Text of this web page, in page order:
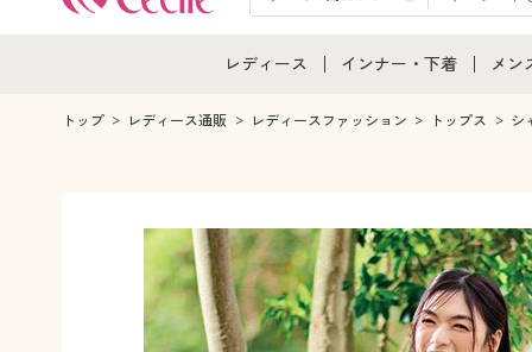
レディース
レディース通販すべて
女性下着
インナー・下着
インナー・下着通販すべ
メンズ下着
ジュニア・ティーンズ下
メン
メ
メン
トップ レディース通販 レディースファッション トップス シ